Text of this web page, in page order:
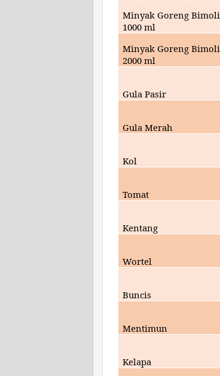
Minyak Goreng Bimoli
1000 ml
Minyak Goreng Bimoli
2000 ml
Gula Pasir
Gula Merah
Kol
Tomat
Kentang
Wortel
Buncis
Mentimun
Kelapa